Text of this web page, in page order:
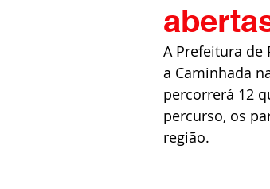
Rodovias
A Prefeitura de
a Caminhada
percorrerá 12
percurso, os
região.